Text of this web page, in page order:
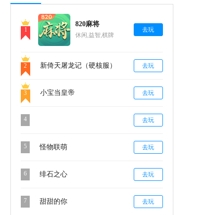
1
820麻将
休闲,益智,棋牌
去玩
2 新倚天屠龙记（硬核服） 去玩
3 小宝当皇帝 去玩
4 去玩
5 怪物联萌 去玩
6 绯石之心 去玩
7 甜甜的你 去玩